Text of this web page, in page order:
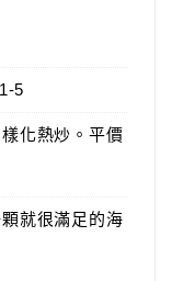
5
化熱炒。平價
就很滿足的海